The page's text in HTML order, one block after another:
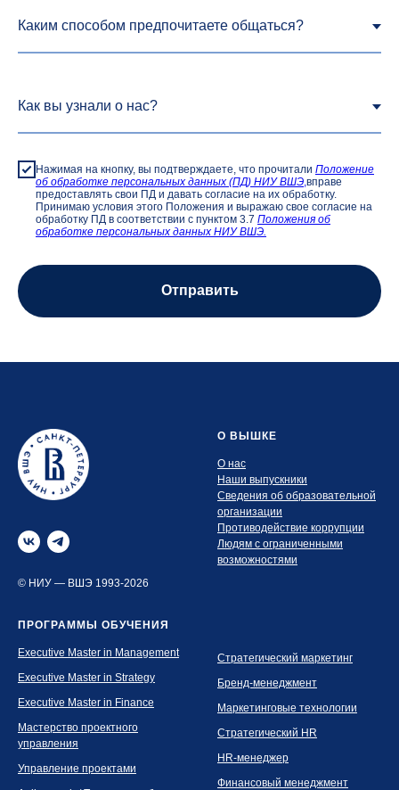
Нажимая на кнопку, вы подтверждаете, что прочитали Положение
об обработке персональных данных (ПД) НИУ ВШЭ вправе
предоставлять свои ПД и давать согласие на их обработку.
Принимаю условия этого Положения и выражаю свое согласие на
обработку ПД в соответствии с пунктом 3.7 Положения об
обработке персональных данных НИУ ВШЭ.
Отправить
© НИУ — ВШЭ 1993-2026
О ВЫШКЕ
О нас
Наши выпускники
Сведения об образовательной
организации
Противодействие коррупции
Людям с ограниченными
возможностями
ПРОГРАММЫ ОБУЧЕНИЯ
Executive Master in Management
Executive Master in Strategy
Executive Master in Finance
Мастерство проектного
управления
Управление проектами
Стратегический маркетинг
Бренд-менеджмент
Маркетинговые технологии
Стратегический HR
HR-менеджер
Финансовый менеджмент